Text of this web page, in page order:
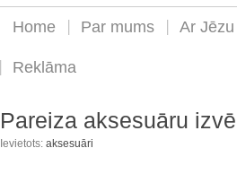
Home Par mums Ar Jēzu
Reklāma
Pareiza aksesuāru
Ievietots: aksesuāri